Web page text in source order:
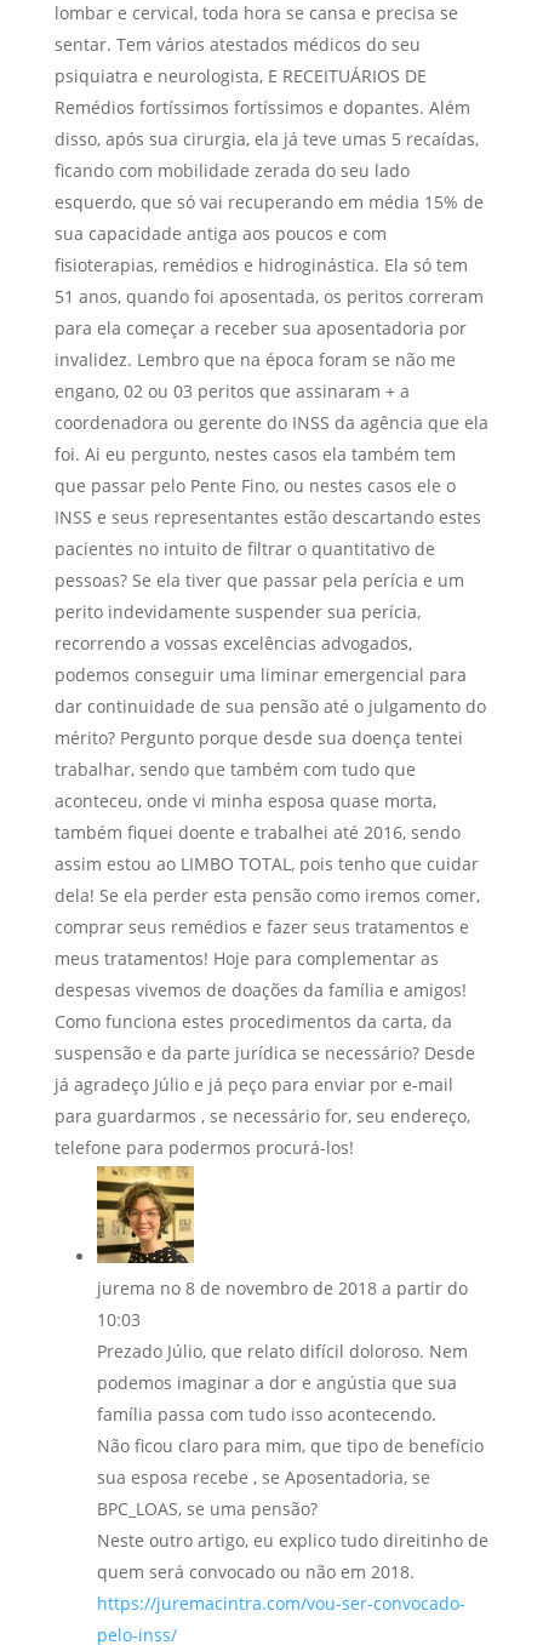
lombar e cervical, toda hora se cansa e precisa se
sentar. Tem vários atestados médicos do seu
psiquiatra e neurologista, E RECEITUÁRIOS DE
Remédios fortíssimos fortíssimos e dopantes. Além
disso, após sua cirurgia, ela já teve umas 5 recaídas,
ficando com mobilidade zerada do seu lado
esquerdo, que só vai recuperando em média 15% de
sua capacidade antiga aos poucos e com
fisioterapias, remédios e hidroginástica. Ela só tem
51 anos, quando foi aposentada, os peritos correram
para ela começar a receber sua aposentadoria por
invalidez. Lembro que na época foram se não me
engano, 02 ou 03 peritos que assinaram + a
coordenadora ou gerente do INSS da agência que ela
foi. Ai eu pergunto, nestes casos ela também tem
que passar pelo Pente Fino, ou nestes casos ele o
INSS e seus representantes estão descartando estes
pacientes no intuito de filtrar o quantitativo de
pessoas? Se ela tiver que passar pela perícia e um
perito indevidamente suspender sua perícia,
recorrendo a vossas excelências advogados,
podemos conseguir uma liminar emergencial para
dar continuidade de sua pensão até o julgamento do
mérito? Pergunto porque desde sua doença tentei
trabalhar, sendo que também com tudo que
aconteceu, onde vi minha esposa quase morta,
também fiquei doente e trabalhei até 2016, sendo
assim estou ao LIMBO TOTAL, pois tenho que cuidar
dela! Se ela perder esta pensão como iremos comer,
comprar seus remédios e fazer seus tratamentos e
meus tratamentos! Hoje para complementar as
despesas vivemos de doações da família e amigos!
Como funciona estes procedimentos da carta, da
suspensão e da parte jurídica se necessário? Desde
já agradeço Júlio e já peço para enviar por e-mail
para guardarmos , se necessário for, seu endereço,
telefone para podermos procurá-los!
jurema no 8 de novembro de 2018 a partir do
10:03
Prezado Júlio, que relato difícil doloroso. Nem
podemos imaginar a dor e angústia que sua
família passa com tudo isso acontecendo.
Não ficou claro para mim, que tipo de benefício
sua esposa recebe , se Aposentadoria, se
BPC_LOAS, se uma pensão?
Neste outro artigo, eu explico tudo direitinho de
quem será convocado ou não em 2018.
https://juremacintra.com/vou-ser-convocado-
pelo-inss/